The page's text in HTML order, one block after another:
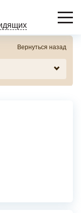
Вернуться назад